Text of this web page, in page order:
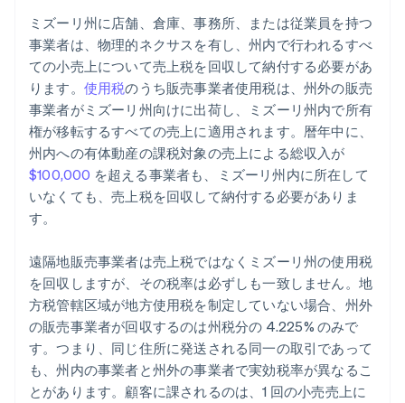
ミズーリ州に店舗、倉庫、事務所、または従業員を持つ
事業者は、物理的ネクサスを有し、州内で行われるすべ
ての小売上について売上税を回収して納付する必要があ
ります。 使用税のうち販売事業者使用税は、州外の販売
事業者がミズーリ州向けに出荷し、ミズーリ州内で所有
権が移転するすべての売上に適用されます。暦年中に、
州内への有体動産の課税対象の売上による総収入が
$100,000 を超える事業者も、ミズーリ州内に所在して
いなくても、売上税を回収して納付する必要がありま
す。
遠隔地販売事業者は売上税ではなくミズーリ州の使用税
を回収しますが、その税率は必ずしも一致しません。地
方税管轄区域が地方使用税を制定していない場合、州外
の販売事業者が回収するのは州税分の 4.225% のみで
す。つまり、同じ住所に発送される同一の取引であって
も、州内の事業者と州外の事業者で実効税率が異なるこ
とがあります。顧客に課されるのは、1 回の小売売上に